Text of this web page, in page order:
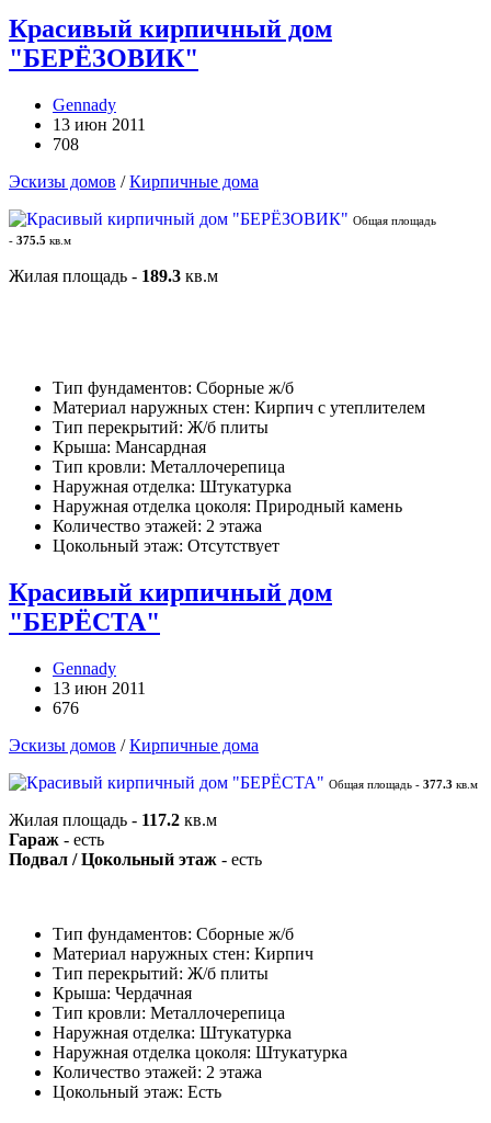
Красивый кирпичный дом
"БЕРЁЗОВИК"
Gennady
13 июн 2011
708
Эскизы домов /Кирпичные дома
Общая площадь
- 375.5 кв.м
Жилая площадь - 189.3 кв.м
Тип фундаментов: Сборные ж/б
Материал наружных стен: Кирпич с утеплителем
Тип перекрытий: Ж/б плиты
Крыша: Мансардная
Тип кровли: Металлочерепица
Наружная отделка: Штукатурка
Наружная отделка цоколя: Природный камень
Количество этажей: 2 этажа
Цокольный этаж: Отсутствует
Красивый кирпичный дом
"БЕРЁСТА"
Gennady
13 июн 2011
676
Эскизы домов /Кирпичные дома
Общая площадь - 377.3 кв.м
Жилая площадь - 117.2 кв.м
Гараж - есть
Подвал / Цокольный этаж - есть
Тип фундаментов: Сборные ж/б
Материал наружных стен: Кирпич
Тип перекрытий: Ж/б плиты
Крыша: Чердачная
Тип кровли: Металлочерепица
Наружная отделка: Штукатурка
Наружная отделка цоколя: Штукатурка
Количество этажей: 2 этажа
Цокольный этаж: Есть